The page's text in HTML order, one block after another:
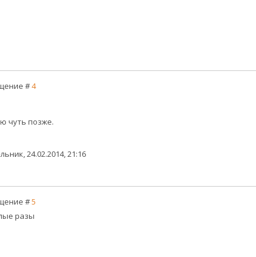
#4
чуть позже.
24.02.2014, 21:16
#5
разы